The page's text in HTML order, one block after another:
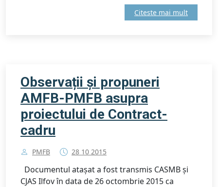
Citeste mai mult
Observații și propuneri
AMFB-PMFB asupra
proiectului de Contract-
cadru
PMFB 28 10 2015
Documentul atașat a fost transmis CASMB și
CJAS Ilfov în data de 26 octombrie 2015 ca